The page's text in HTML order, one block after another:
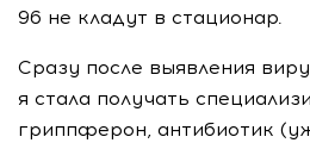
96 не кладут в стационар.
Сразу после выявления
я стала получать
гриппферон, антибиотик